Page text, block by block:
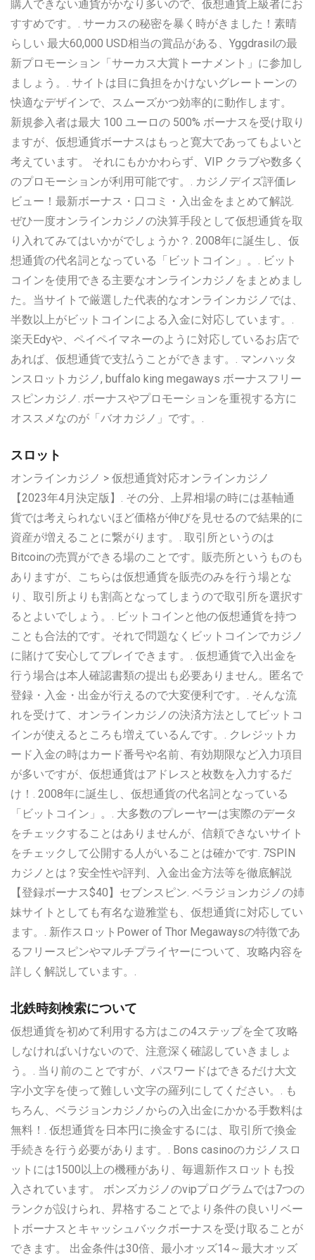
購入できない通貨がかなり多いので、仮想通貨上級者にお
すすめです。. サーカスの秘密を暴く時がきました！素晴
らしい 最大60,000 USD相当の賞品がある、Yggdrasilの最
新プロモーション「サーカス大賞トーナメント」に参加し
ましょう。. サイトは目に負担をかけないグレートーンの
快適なデザインで、スムーズかつ効率的に動作します。
新規参入者は最大 100 ユーロの 500% ボーナスを受け取り
ますが、仮想通貨ボーナスはもっと寛大であってもよいと
考えています。 それにもかかわらず、VIP クラブや数多く
のプロモーションが利用可能です。. カジノデイズ評価レ
ビュー！最新ボーナス・口コミ・入出金をまとめて解説.
ぜひ一度オンラインカジノの決算手段として仮想通貨を取
り入れてみてはいかがでしょうか？. 2008年に誕生し、仮
想通貨の代名詞となっている「ビットコイン」。. ビット
コインを使用できる主要なオンラインカジノをまとめまし
た。当サイトで厳選した代表的なオンラインカジノでは、
半数以上がビットコインによる入金に対応しています。.
楽天Edyや、ペイペイマネーのように対応しているお店で
あれば、仮想通貨で支払うことができます。. マンハッタ
ンスロットカジノ, buffalo king megaways ボーナスフリー
スピンカジノ. ボーナスやプロモーションを重視する方に
オススメなのが「バオカジノ」です。.
スロット
オンラインカジノ > 仮想通貨対応オンラインカジノ
【2023年4月決定版】. その分、上昇相場の時には基軸通
貨では考えられないほど価格が伸びを見せるので結果的に
資産が増えることに繋がります。. 取引所というのは
Bitcoinの売買ができる場のことです。販売所というものも
ありますが、こちらは仮想通貨を販売のみを行う場とな
り、取引所よりも割高となってしまうので取引所を選択す
るとよいでしょう。. ビットコインと他の仮想通貨を持つ
ことも合法的です。それで問題なくビットコインでカジノ
に賭けて安心してプレイできます。. 仮想通貨で入出金を
行う場合は本人確認書類の提出も必要ありません。匿名で
登録・入金・出金が行えるので大変便利です。. そんな流
れを受けて、オンラインカジノの決済方法としてビットコ
インが使えるところも増えているんです。. クレジットカ
ード入金の時はカード番号や名前、有効期限など入力項目
が多いですが、仮想通貨はアドレスと枚数を入力するだ
け！. 2008年に誕生し、仮想通貨の代名詞となっている
「ビットコイン」。. 大多数のプレーヤーは実際のデータ
をチェックすることはありませんが、信頼できないサイト
をチェックして公開する人がいることは確かです. 7SPIN
カジノとは？安全性や評判、入金出金方法等を徹底解説
【登録ボーナス$40】セブンスピン. ベラジョンカジノの姉
妹サイトとしても有名な遊雅堂も、仮想通貨に対応してい
ます。. 新作スロットPower of Thor Megawaysの特徴であ
るフリースピンやマルチプライヤーについて、攻略内容を
詳しく解説しています。.
北鉄時刻検索について
仮想通貨を初めて利用する方はこの4ステップを全て攻略
しなければいけないので、注意深く確認していきましょ
う。. 当り前のことですが、パスワードはできるだけ大文
字小文字を使って難しい文字の羅列にしてください。. も
ちろん、ベラジョンカジノからの入出金にかかる手数料は
無料！. 仮想通貨を日本円に換金するには、取引所で換金
手続きを行う必要があります。. Bons casinoのカジノスロ
ットには1500以上の機種があり、毎週新作スロットも投
入されています。 ボンズカジノのvipプログラムでは7つの
ランクが設けられ、昇格することでより条件の良いリベー
トボーナスとキャッシュバックボーナスを受け取ることが
できます。 出金条件は30倍、最小オッズ14～最大オッズ